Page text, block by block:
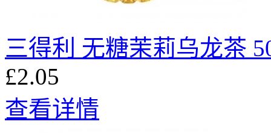
三得利 无糖茉莉乌龙茶
£2.05
查看详情